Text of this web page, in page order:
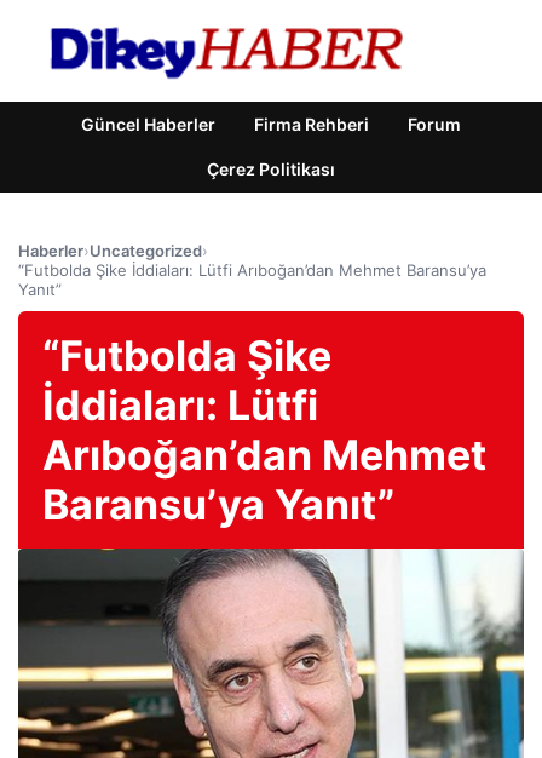
Güncel Haberler Firma Rehberi Forum
Çerez Politikası
Haberler›Uncategorized›
“Futbolda Şike İddiaları: Lütfi Arıboğan’dan Mehmet Baransu’ya
Yanıt”
“Futbolda Şike
İddiaları: Lütfi
Arıboğan’dan Mehmet
Baransu’ya Yanıt”